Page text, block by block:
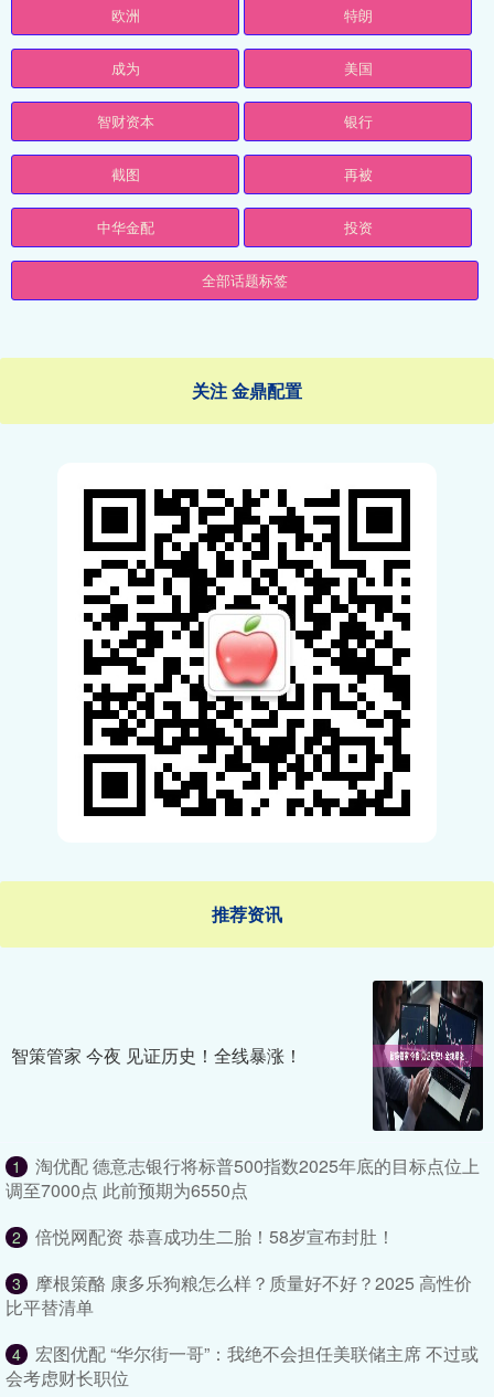
欧洲 特朗
成为 美国
智财资本 银行
截图 再被
中华金配 投资
全部话题标签
关注 金鼎配置
推荐资讯
智策管家 今夜 见证历史！全线暴涨！
1
淘优配 德意志银行将标普500指数2025年底的目标点位上
调至7000点 此前预期为6550点
2 倍悦网配资 恭喜成功生二胎！58岁宣布封肚！
3
摩根策酪 康多乐狗粮怎么样？质量好不好？2025 高性价
比平替清单
4
宏图优配 “华尔街一哥”：我绝不会担任美联储主席 不过或
会考虑财长职位